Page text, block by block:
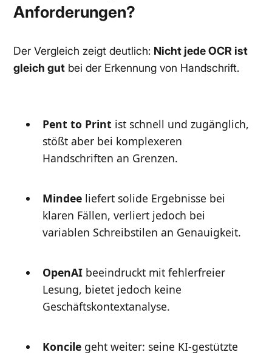
Anforderungen?
Der Vergleich zeigt deutlich: Nicht jede OCR ist
gleich gut bei der Erkennung von Handschrift.
Pent to Print ist schnell und zugänglich,
stößt aber bei komplexeren
Handschriften an Grenzen.
Mindee liefert solide Ergebnisse bei
klaren Fällen, verliert jedoch bei
variablen Schreibstilen an Genauigkeit.
OpenAI beeindruckt mit fehlerfreier
Lesung, bietet jedoch keine
Geschäftskontextanalyse.
Koncile geht weiter: seine KI-gestützte